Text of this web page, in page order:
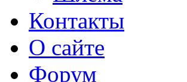
Контакты
О сайте
Форум